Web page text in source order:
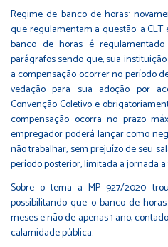
Regime de banco de horas:
que regulamentam a questão: a CLT
banco de horas é
parágrafos sendo que, sua
a compensação ocorrer no período
vedação para sua adoção por
Convenção Coletivo e
compensação ocorra no prazo
empregador poderá lançar como
não trabalhar, sem prejuízo de seu
período posterior, limitada a jornada a
Sobre o tema a MP 927/2020
possibilitando que o banco de
meses e não de apenas 1 ano,
calamidade pública.